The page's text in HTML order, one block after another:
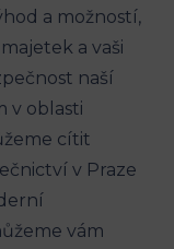
a možností,
a vaši
naší
v oblasti
cítit
v Praze
vám